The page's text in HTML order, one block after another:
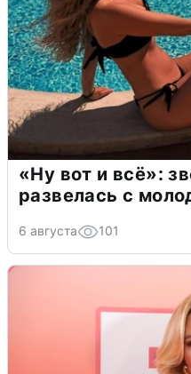
«Ну вот и всё»:
развелась с
6 августа 101